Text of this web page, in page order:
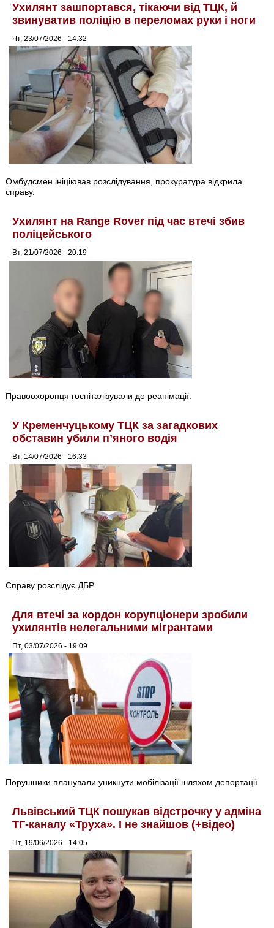
Ухилянт зашпортався, тікаючи від ТЦК, й
звинуватив поліцію в переломах руки і ноги
Чт, 23/07/2026 - 14:32
Омбудсмен ініціював розслідування, прокуратура відкрила
справу.
Ухилянт на Range Rover під час втечі збив
поліцейського
Вт, 21/07/2026 - 20:19
Правоохоронця госпіталізували до реанімації.
У Кременчуцькому ТЦК за загадкових
обставин убили п’яного водія
Вт, 14/07/2026 - 16:33
Справу розслідує ДБР.
Для втечі за кордон корупціонери зробили
ухилянтів нелегальними мігрантами
Пт, 03/07/2026 - 19:09
Порушники планували уникнути мобілізації шляхом депортації.
Львівський ТЦК пошукав відстрочку у адміна
ТГ-каналу «Труха». І не знайшов (+відео)
Пт, 19/06/2026 - 14:05